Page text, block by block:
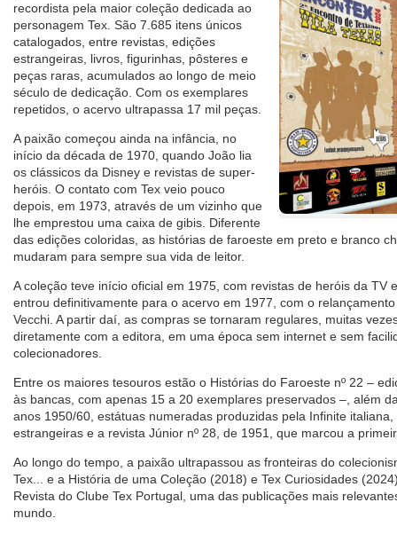
recordista pela maior coleção dedicada ao
personagem Tex. São 7.685 itens únicos
catalogados, entre revistas, edições
estrangeiras, livros, figurinhas, pôsteres e
peças raras, acumulados ao longo de meio
século de dedicação. Com os exemplares
repetidos, o acervo ultrapassa 17 mil peças.
A paixão começou ainda na infância, no
início da década de 1970, quando João lia
os clássicos da Disney e revistas de super-
heróis. O contato com Tex veio pouco
depois, em 1973, através de um vizinho que
lhe emprestou uma caixa de gibis. Diferente
das edições coloridas, as histórias de faroeste em preto e branco
mudaram para sempre sua vida de leitor.
A coleção teve início oficial em 1975, com revistas de heróis da TV
entrou definitivamente para o acervo em 1977, com o
Vecchi. A partir daí, as compras se tornaram regulares, muitas
diretamente com a editora, em uma época sem internet e sem
colecionadores.
Entre os maiores tesouros estão o Histórias do Faroeste nº 22 –
às bancas, com apenas 15 a 20 exemplares preservados –, além
anos 1950/60, estátuas numeradas produzidas pela Infinite
estrangeiras e a revista Júnior nº 28, de 1951, que marcou a
Ao longo do tempo, a paixão ultrapassou as fronteiras do
Tex... e a História de uma Coleção (2018) e Tex Curiosidades
Revista do Clube Tex Portugal, uma das publicações mais
mundo.